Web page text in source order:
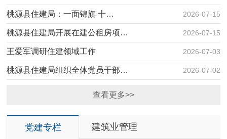
2026-07-15
桃源县住建局：一面锦旗 十…
2026-07-15
桃源县住建局开展在建公租房项…
2026-07-03
王爱军调研住建领域工作
2026-07-02
桃源县住建局组织全体党员干部…
查看更多>>
党建专栏 建筑业管理